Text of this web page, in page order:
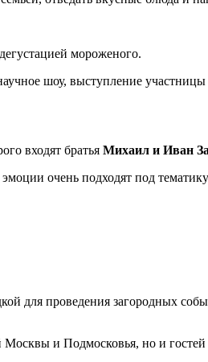
мороженого.
шоу, выступление
входят братья Михаил и Иван
очень подходят под
для проведения загородных
и Подмосковья, но и гостей